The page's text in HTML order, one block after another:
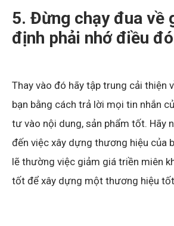
5. Đừng chạy đua về
định phải nhớ điều đó
Thay vào đó hãy tập trung cải thiện
bạn bằng cách trả lời mọi tin nhắn
tư vào nội dung, sản phẩm tốt. Hãy
đến việc xây dựng thương hiệu của
lẽ thường việc giảm giá triền miên
tốt để xây dựng một thương hiệu